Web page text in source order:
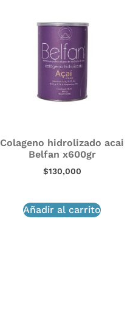
Colageno hidrolizado acai
Belfan x600gr
$130,000
Añadir al carrito